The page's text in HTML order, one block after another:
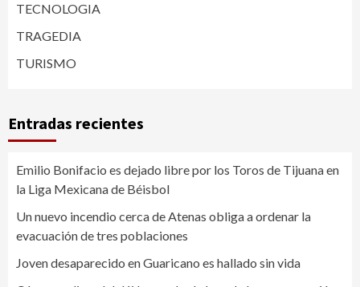
TECNOLOGIA
TRAGEDIA
TURISMO
Entradas recientes
Emilio Bonifacio es dejado libre por los Toros de Tijuana en
la Liga Mexicana de Béisbol
Un nuevo incendio cerca de Atenas obliga a ordenar la
evacuación de tres poblaciones
Joven desaparecido en Guaricano es hallado sin vida